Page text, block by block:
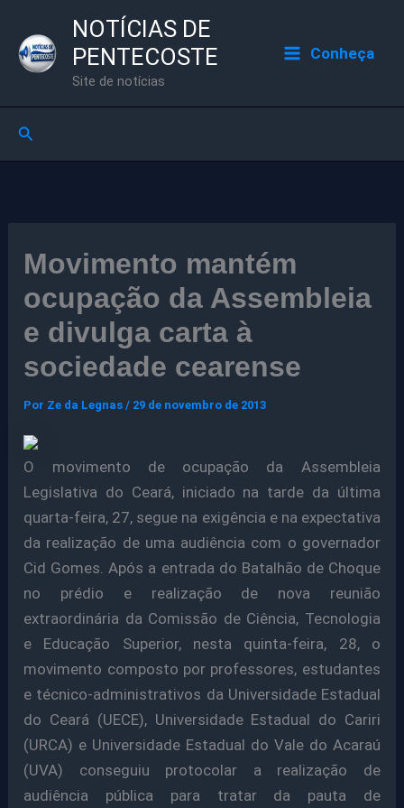
para
NOTÍCIAS DE
PENTECOSTE
Site de notícias
Conheça
Pesquisar
Movimento mantém
ocupação da Assembleia
e divulga carta à
sociedade cearense
Por Ze da Legnas/ 29 de novembro de 2013
O movimento de ocupação da Assembleia
Legislativa do Ceará, iniciado na tarde da última
quarta-feira, 27, segue na exigência e na expectativa
da realização de uma audiência com o governador
Cid Gomes. Após a entrada do Batalhão de Choque
no prédio e realização de nova reunião
extraordinária da Comissão de Ciência, Tecnologia
e Educação Superior, nesta quinta-feira, 28, o
movimento composto por professores, estudantes
e técnico-administrativos da Universidade Estadual
do Ceará (UECE), Universidade Estadual do Cariri
(URCA) e Universidade Estadual do Vale do Acaraú
(UVA) conseguiu protocolar a realização de
audiência pública para tratar da pauta de